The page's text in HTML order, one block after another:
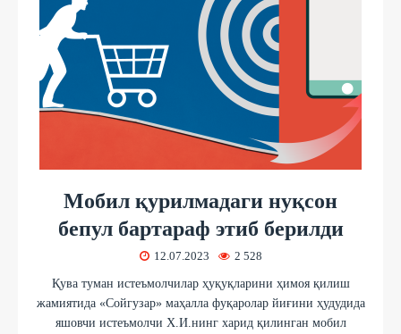
Мобил қурилмадаги нуқсон
бепул бартараф этиб берилди
12.07.2023 2 528
Қува туман истеъмолчилар ҳуқуқларини ҳимоя қилиш
жамиятида «Сойгузар» маҳалла фуқаролар йиғини ҳудудида
яшовчи истеъмолчи Х.И.нинг харид қилинган мобил